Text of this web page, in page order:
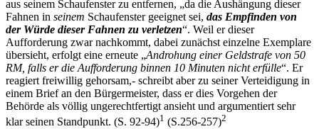
aus seinem Schaufenster zu entfernen, „da die Aushängung dieser
Fahnen in seinem Schaufenster geeignet sei, das Empfinden von
der Würde dieser Fahnen zu verletzen“. Weil er dieser
Aufforderung zwar nachkommt, dabei zunächst einzelne Exemplare
übersieht, erfolgt eine erneute „Androhung einer Geldstrafe von 50
RM, falls er die Aufforderung binnen 10 Minuten nicht erfülle“. Er
reagiert freiwillig gehorsam,- schreibt aber zu seiner Verteidigung in
einem Brief an den Bürgermeister, dass er dies Vorgehen der
Behörde als völlig ungerechtfertigt ansieht und argumentiert sehr
klar seinen Standpunkt. (S. 92-94)1 (S.256-257)2